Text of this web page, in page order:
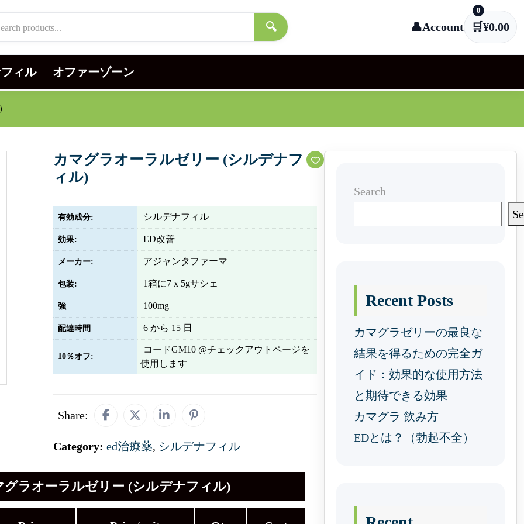
🔍 👤Account 🛒
0
¥0.00
ィル オファーゾーン
カマグラオーラルゼリー (シルデナフ
ィル)
有効成分: シルデナフィル
効果: ED改善
メーカー: アジャンタファーマ
包装: 1箱に7 x 5gサシェ
強 100mg
配達時間 6 から 15 日
10％オフ:
コードGM10 @チェックアウトページを
使用します
Share:
Category: ed治療薬, シルデナフィル
グラオーラルゼリー (シルデナフィル)
Search
Recent Posts
カマグラゼリーの最良な
結果を得るための完全ガ
イド：効果的な使用方法
と期待できる効果
カマグラ 飲み方
EDとは？（勃起不全）